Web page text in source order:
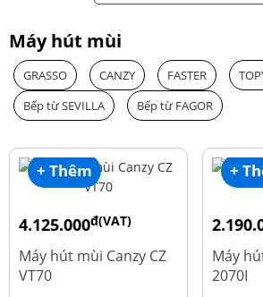
Máy hút mùi
GRASSO CANZY FASTER
Bếp từ SEVILLA
Bếp từ FAGOR
+ Thêm
4.125.000đ(VAT)
8.500.000
Máy hút mùi Canzy CZ
VT70
+
4.450.000
Máy
2070I